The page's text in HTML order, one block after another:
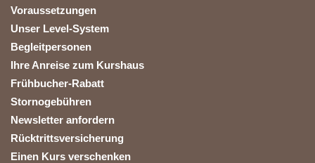
Voraussetzungen
Unser Level-System
Begleitpersonen
Ihre Anreise zum Kurshaus
Frühbucher-Rabatt
Stornogebühren
Newsletter anfordern
Rücktrittsversicherung
Einen Kurs verschenken